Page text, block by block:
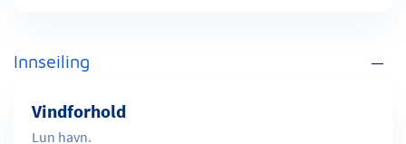
Innseiling
Vindforhold
Lun havn.